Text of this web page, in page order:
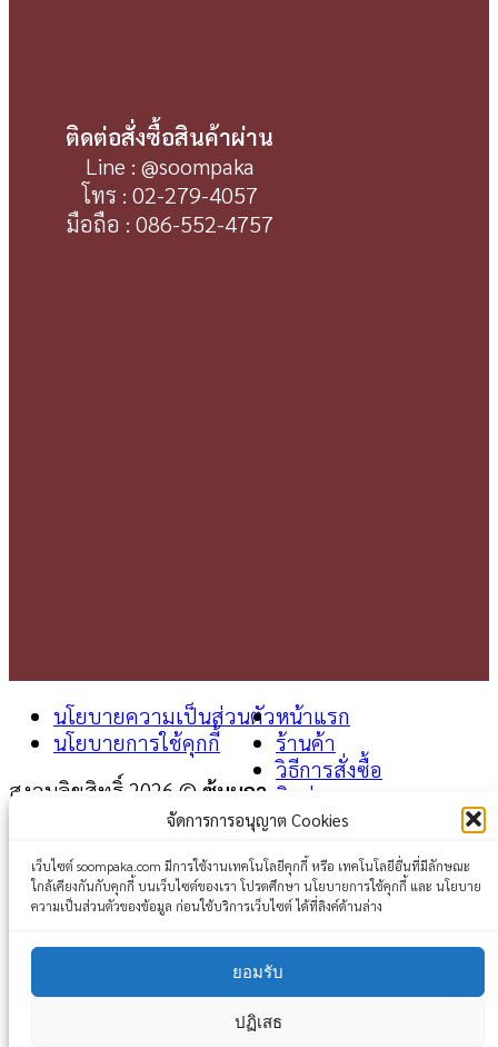
จัดการการอนุญาต Cookies
เว็บไซต์ soompaka.com มีการใช้งานเทคโนโลยีคุกกี้ หรือ เทคโนโลยีอื่นที่มีลักษณะ
ใกล้เคียงกันกับคุกกี้ บนเว็บไซต์ของเรา โปรดศึกษา นโยบายการใช้คุกกี้ และ นโยบาย
ความเป็นส่วนตัวของข้อมูล ก่อนใช้บริการเว็บไซต์ ได้ที่ลิงค์ด้านล่าง
ยอมรับ
ปฏิเสธ
ติดต่อสั่งซื้อสินค้าผ่าน
Line : @soompaka
โทร : 02-279-4057
มือถือ : 086-552-4757
นโยบายความเป็นส่วนตัว
นโยบายการใช้คุกกี้
สงวนลิขสิทธิ์ 2026 © ซุ้มผกา
หน้าแรก
ร้านค้า
วิธีการสั่งซื้อ
ติดต่อเรา
Login
Username or email address*
Password*
Remember me